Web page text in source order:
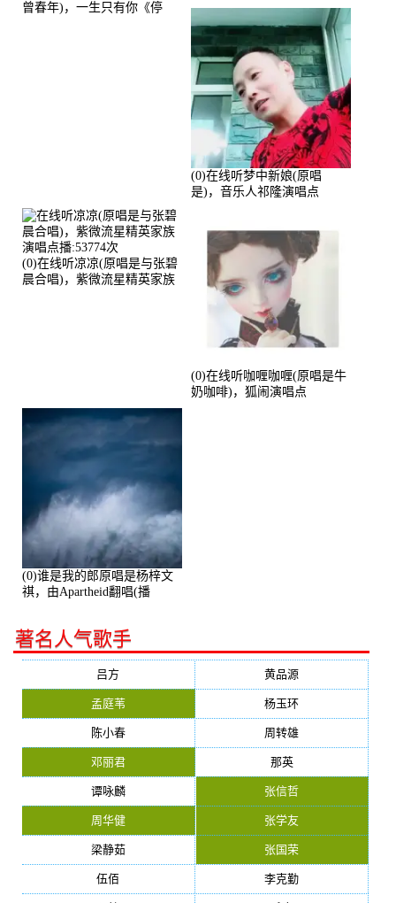
曾春年)，一生只有你《停
(0)在线听梦中新娘(原唱
是)，音乐人祁隆演唱点
(0)在线听凉凉(原唱是与张碧
晨合唱)，紫微流星精英家族
(0)在线听咖喱咖喱(原唱是牛
奶咖啡)，狐闹演唱点
(0)谁是我的郎原唱是杨梓文
祺，由Apartheid翻唱(播
著名人气歌手
吕方 黄品源
孟庭苇 杨玉环
陈小春 周转雄
邓丽君 那英
谭咏麟 张信哲
周华健 张学友
梁静茹 张国荣
伍佰 李克勤